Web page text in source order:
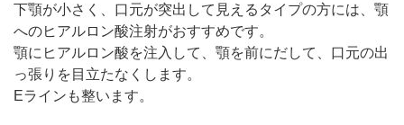
下顎が小さく、口元が突出して見えるタイプの方には、顎
へのヒアルロン酸注射がおすすめです。
顎にヒアルロン酸を注入して、顎を前にだして、口元の出
っ張りを目立たなくします。
Eラインも整います。